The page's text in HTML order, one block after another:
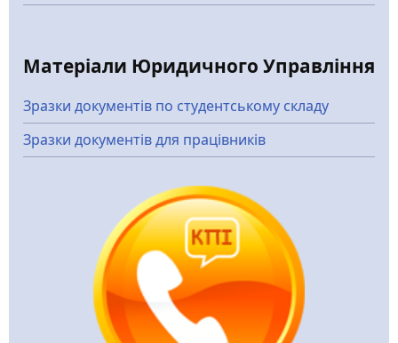
Матеріали Юридичного Управління
Зразки документів по студентському складу
Зразки документів для працівників